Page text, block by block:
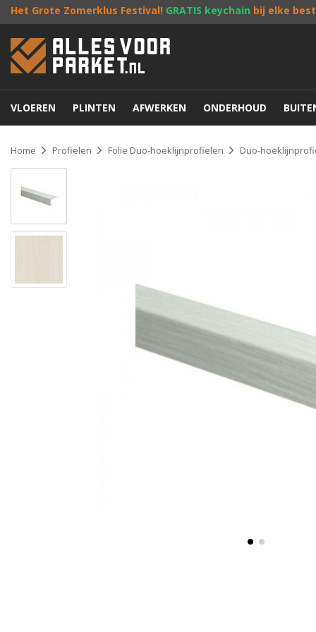
Het Grote Zomerklus Festival! GRATIS keychain bij elke
VLOEREN PLINTEN AFWERKEN ONDERHOUD
Home Profielen Folie Duo-hoeklijnprofielen Duo-